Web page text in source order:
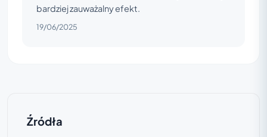
bardziej zauważalny efekt.
19/06/2025
Źródła